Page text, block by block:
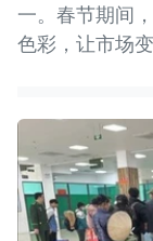
一。春节期间
色彩，让市场